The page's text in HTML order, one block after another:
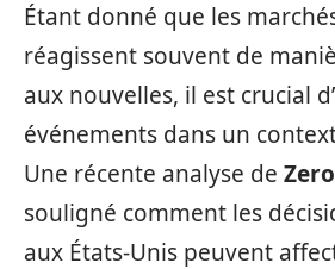
Étant donné que les
réagissent souvent de
aux nouvelles, il est crucial
événements dans un
Une récente analyse de
souligné comment les
aux États-Unis peuvent